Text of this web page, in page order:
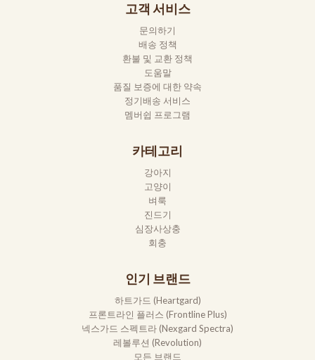
고객 서비스
문의하기
배송 정책
환불 및 교환 정책
도움말
품질 보증에 대한 약속
정기배송 서비스
멤버쉽 프로그램
카테고리
강아지
고양이
벼룩
진드기
심장사상충
회충
인기 브랜드
하트가드 (Heartgard)
프론트라인 플러스 (Frontline Plus)
넥스가드 스펙트라 (Nexgard Spectra)
레볼루션 (Revolution)
모든 브랜드